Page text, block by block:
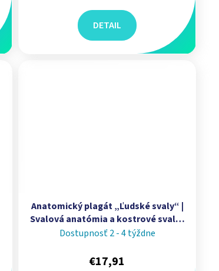
DETAIL
Anatomický plagát „Ľudské svaly“ |
Svalová anatómia a kostrové svaly |
Myológia | Erler Zimmer
Dostupnosť 2 - 4 týždne
€17,91